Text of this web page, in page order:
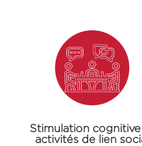
Stimulation
activités de lien